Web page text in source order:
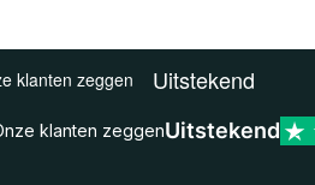
klanten zeggenUitstekend